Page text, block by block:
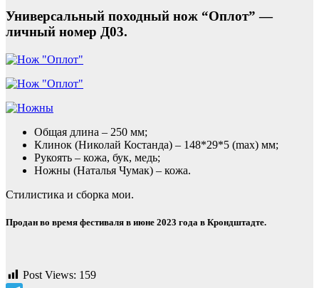
Универсальный походный нож “Оплот” —
личный номер Д03.
Общая длина – 250 мм;
Клинок (Николай Костанда) – 148*29*5 (max) мм;
Рукоять – кожа, бук, медь;
Ножны (Наталья Чумак) – кожа.
Стилистика и сборка мои.
Продан во время фестиваля в июне 2023 года в Крондштадте.
Post Views: 159